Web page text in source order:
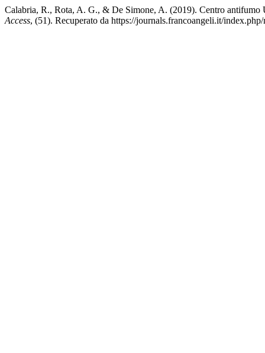
Calabria, R., Rota, A. G., & De Simone, A. (2019). Centro
Access, (51). Recuperato da https://journals.francoangeli.it/